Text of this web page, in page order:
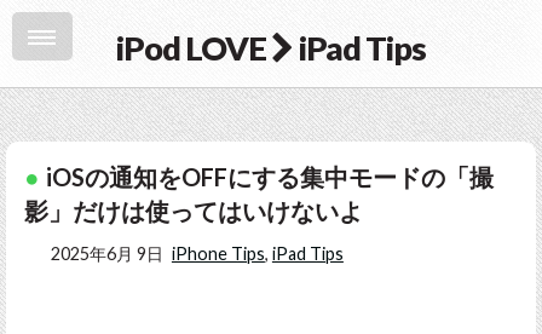
iPod LOVE iPad Tips
iOSの通知をOFFにする集中モードの「撮
影」だけは使ってはいけないよ
2025年6月 9日 iPhone Tips, iPad Tips